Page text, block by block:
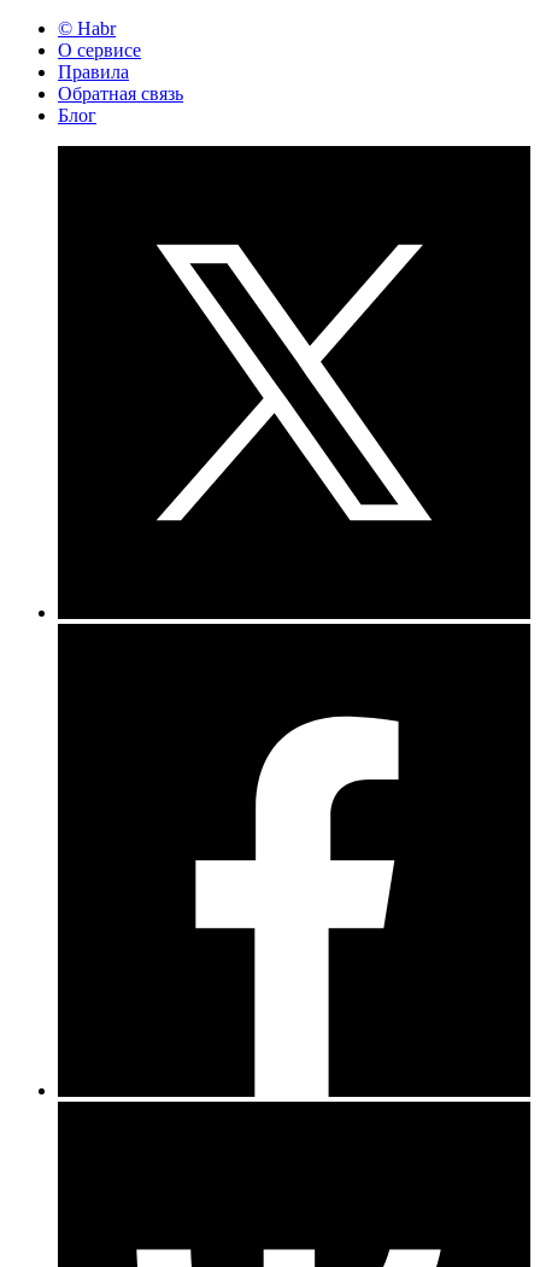
© Habr
О сервисе
Правила
Обратная связь
Блог